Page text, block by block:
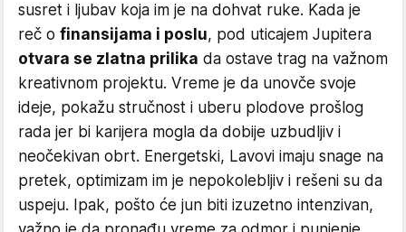
susret i ljubav koja im je na dohvat ruke. Kada je
reč o finansijama i poslu, pod uticajem Jupitera
otvara se zlatna prilika da ostave trag na važnom
kreativnom projektu. Vreme je da unovče svoje
ideje, pokažu stručnost i uberu plodove prošlog
rada jer bi karijera mogla da dobije uzbudljiv i
neočekivan obrt. Energetski, Lavovi imaju snage na
pretek, optimizam im je nepokolebljiv i rešeni su da
uspeju. Ipak, pošto će jun biti izuzetno intenzivan,